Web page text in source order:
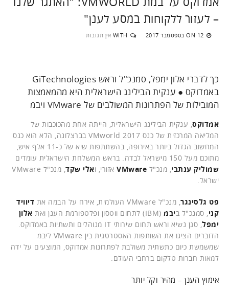
– לעזור ללקוחות במסע לענן"
ON 12 בספטמבר 2017 WITH אין תגובות
כך לדברי אלון ימפל, סמנכ"ל וראש GiTechnologies
באמדוקס ● ענקית הבילינג הישראלית היא מהמאמצות
המובילות של הפתרונות המשולבים של VMware ויבמ
אמדוקס, ענקית הבילינג הישראלית, הייתה אחת מהכוכבות של
המליאה המרכזית של כנס VMworld 2017 בברצלונה, הלא הוא כנס
המחשוב הגדול ביותר באירופה, בהשתתפות שיא של כ-11 אלף איש,
מתוכם מעל 150 מישראל לבדה. בראש המשלחת הישראלית עומדים
שמוליק ענתבי, מנכ"ל VMware אזורי, ואלי שקד
, מנכ"ל VMware
ישראל.
פט גלסינגר, מנכ"ל VMware העולמית, אירח על הבמה את
דיוויד
קני, סמנכ"ל ביבמ (IBM) לתחום ווטסון ופלטפורמת הענן ואת
אלון
ימפל
, סגן נשיא וראש תחום שירותי IT מנוהלים ותשתיות באמדוקס.
הדוברים הציגו את השותפות האסטרטגית בין VMware ליבמ
שמשמשת כיום כתשתית משולבת לפתרונות אמדוקס, המוצעים על ידה
למאות חברות טלקום ברחבי העולם.
אימוץ הענן – מהיר וקל יותר